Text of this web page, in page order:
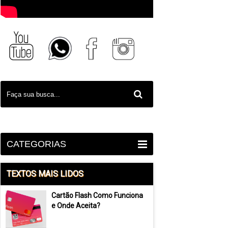
CATEGORIAS
TEXTOS MAIS LIDOS
Cartão Flash Como Funciona
e Onde Aceita?